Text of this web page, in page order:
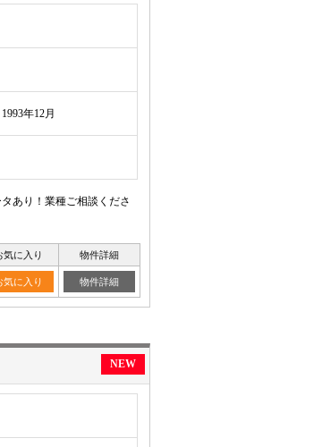
1993年12月
あり！業種ご相談くださ
気に入り 物件詳細
気に入り 物件詳細
NEW